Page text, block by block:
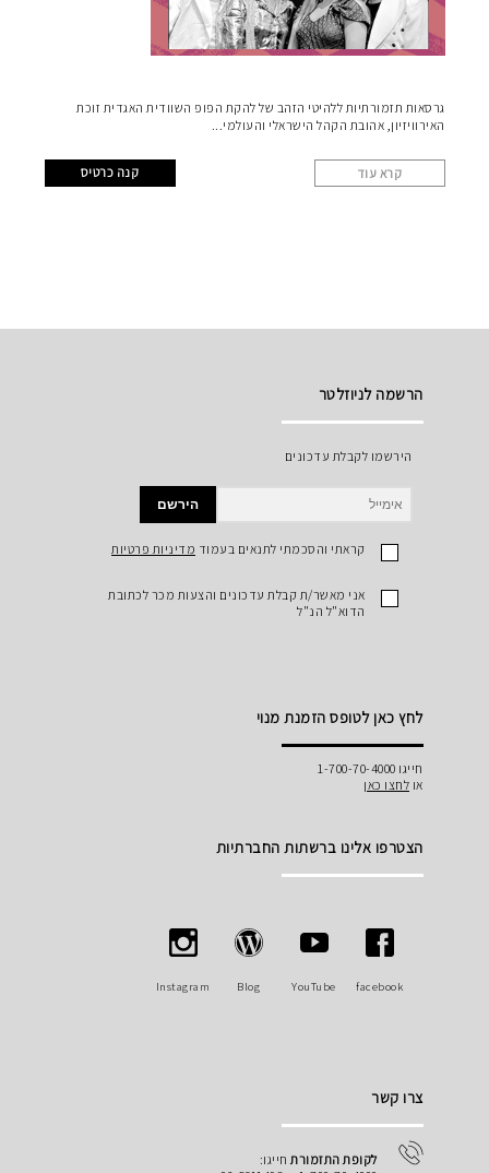
גרסאות תזמורתיות ללהיטי הזהב של להקת הפופ השוודית האגדית זוכת
האירוויזיון, אהובת הקהל הישראלי והעולמי
קרא עוד קנה כרטיס
הרשמה לניוזלטר
הירשמו לקבלת עדכונים
הירשם
קראתי והסכמתי לתנאים בעמוד מדיניות פרטיות
אני מאשר/ת קבלת עדכונים והצעות מכר לכתובת
הדוא"ל הנ"ל
לחץ כאן לטופס הזמנת מנוי
חייגו 1-700-70-4000
או לחצו כאן
הצטרפו אלינו ברשתות החברתיות
facebook
YouTube
Blog
Instagram
צרו קשר
לקופת התזמורתחייגו: